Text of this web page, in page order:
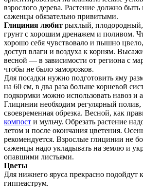
взрослого дерева. Растение должно
саженцы обязательно привитыми.
Глициния любит рыхлый,
грунт с хорошим дренажем и поливом.
хорошо себя чувствовало и пышно
доступ влаги и воздуха к корням.
весной — в зависимости от региона с
чтобы не было заморозков.
Для посадки нужно подготовить яму
на 60 см, в два раза больше корневой
подкормки можно использовать навоз и
Глицинии необходим регулярный
своевременная обрезка. Весной, как
компост и мульчу. Обрезать растение
летом и после окончания цветения.
рекомендуется. Взрослые глицинии не
саженцы надо укладывать на землю и
опавшими листьями.
Цветы
Для нижнего яруса прекрасно подойдут
гиппеаструм.